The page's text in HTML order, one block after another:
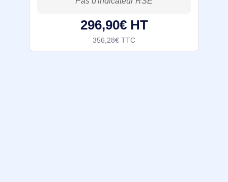
296,90€ HT
356,28€ TTC